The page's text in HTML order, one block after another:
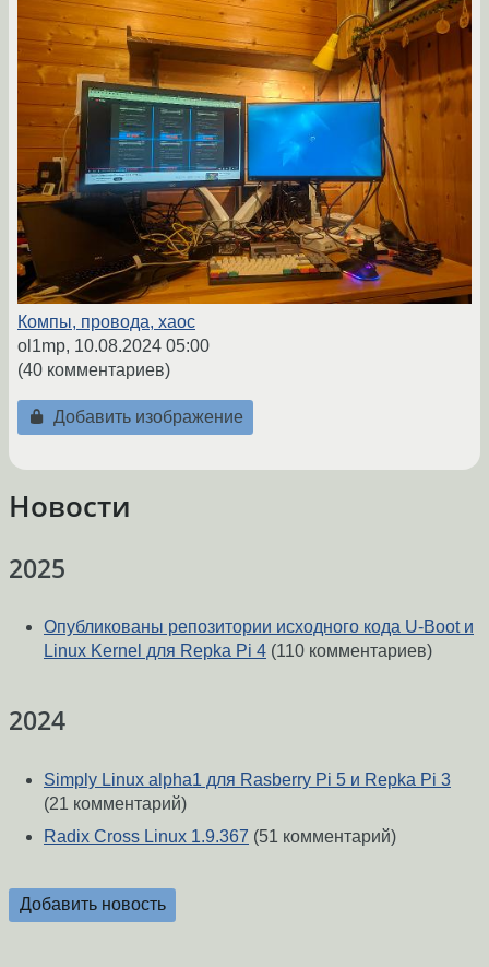
Компы, провода, хаос
ol1mp, 10.08.2024 05:00
(40 комментариев)
Добавить изображение
Новости
2025
Опубликованы репозитории исходного кода U-Boot и
Linux Kernel для Repka Pi 4 (110 комментариев)
2024
Simply Linux alpha1 для Rasberry Pi 5 и Repka Pi 3
(21 комментарий)
Radix Cross Linux 1.9.367 (51 комментарий)
Добавить новость